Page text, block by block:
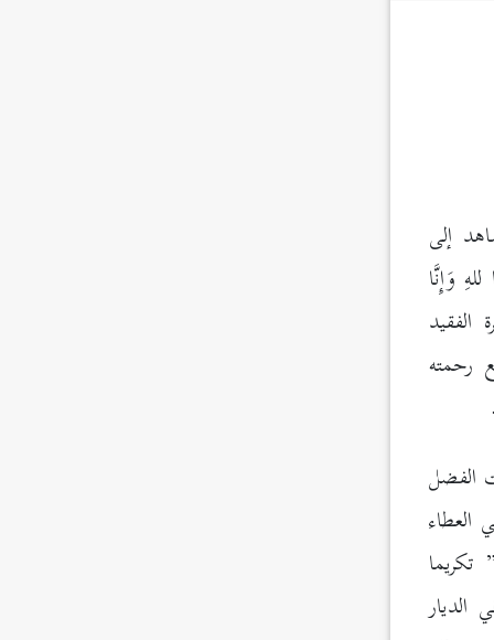
إلى
للهِ وَإِنَّا
الفقيد
رحمته
الفضل
العطاء